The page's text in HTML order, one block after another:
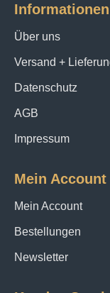
Informationen
Über uns
Versand +
Datenschutz
AGB
Impressum
Mein Account
Mein Account
Bestellungen
Newsletter